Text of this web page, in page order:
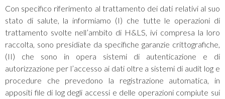
Con specifico riferimento al trattamento dei dati relativi al suo
stato di salute, la informiamo (I) che tutte le operazioni di
trattamento svolte nell’ambito di H&LS, ivi compresa la loro
raccolta, sono presidiate da specifiche garanzie crittografiche,
(II) che sono in opera sistemi di autenticazione e di
autorizzazione per l’accesso ai dati oltre a sistemi di audit log e
procedure che prevedono la registrazione automatica, in
appositi file di log degli accessi e delle operazioni compiute sui